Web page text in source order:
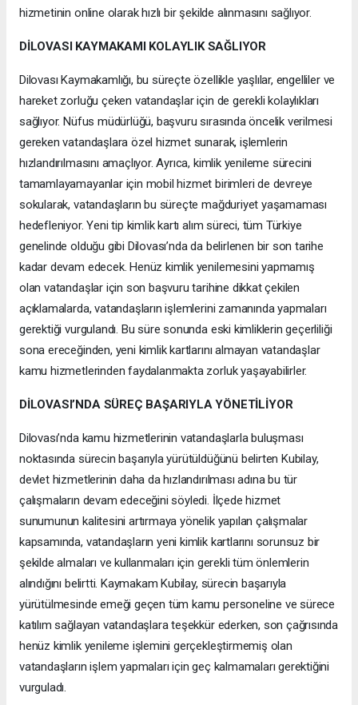
hizmetinin online olarak hızlı bir şekilde alınmasını sağlıyor.
DİLOVASI KAYMAKAMI KOLAYLIK SAĞLIYOR
Dilovası Kaymakamlığı, bu süreçte özellikle yaşlılar, engelliler ve
hareket zorluğu çeken vatandaşlar için de gerekli kolaylıkları
sağlıyor. Nüfus müdürlüğü, başvuru sırasında öncelik verilmesi
gereken vatandaşlara özel hizmet sunarak, işlemlerin
hızlandırılmasını amaçlıyor. Ayrıca, kimlik yenileme sürecini
tamamlayamayanlar için mobil hizmet birimleri de devreye
sokularak, vatandaşların bu süreçte mağduriyet yaşamaması
hedefleniyor. Yeni tip kimlik kartı alım süreci, tüm Türkiye
genelinde olduğu gibi Dilovası’nda da belirlenen bir son tarihe
kadar devam edecek. Henüz kimlik yenilemesini yapmamış
olan vatandaşlar için son başvuru tarihine dikkat çekilen
açıklamalarda, vatandaşların işlemlerini zamanında yapmaları
gerektiği vurgulandı. Bu süre sonunda eski kimliklerin geçerliliği
sona ereceğinden, yeni kimlik kartlarını almayan vatandaşlar
kamu hizmetlerinden faydalanmakta zorluk yaşayabilirler.
DİLOVASI’NDA SÜREÇ BAŞARIYLA YÖNETİLİYOR
Dilovası’nda kamu hizmetlerinin vatandaşlarla buluşması
noktasında sürecin başarıyla yürütüldüğünü belirten Kubilay,
devlet hizmetlerinin daha da hızlandırılması adına bu tür
çalışmaların devam edeceğini söyledi. İlçede hizmet
sunumunun kalitesini artırmaya yönelik yapılan çalışmalar
kapsamında, vatandaşların yeni kimlik kartlarını sorunsuz bir
şekilde almaları ve kullanmaları için gerekli tüm önlemlerin
alındığını belirtti. Kaymakam Kubilay, sürecin başarıyla
yürütülmesinde emeği geçen tüm kamu personeline ve sürece
katılım sağlayan vatandaşlara teşekkür ederken, son çağrısında
henüz kimlik yenileme işlemini gerçekleştirmemiş olan
vatandaşların işlem yapmaları için geç kalmamaları gerektiğini
vurguladı.